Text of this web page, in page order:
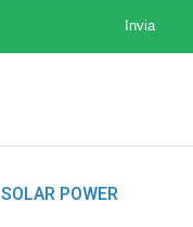
Invia
SOLAR POWER